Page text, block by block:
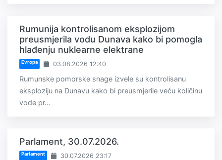
Rumunija kontrolisanom eksplozijom
preusmjerila vodu Dunava kako bi pomogla
hlađenju nuklearne elektrane
Evropa 03.08.2026 12:40
Rumunske pomorske snage izvele su kontrolisanu
eksploziju na Dunavu kako bi preusmjerile veću količinu
vode pr...
Parlament, 30.07.2026.
Parlament 30.07.2026 23:17